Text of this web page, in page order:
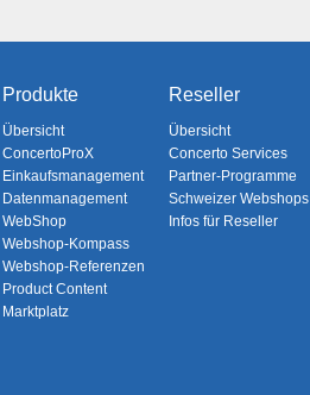
Produkte
Übersicht
ConcertoProX
Einkaufsmanagement
Datenmanagement
WebShop
Webshop-Kompass
Webshop-Referenzen
Product Content
Marktplatz
Reseller
Übersicht
Concerto Services
Partner-Programme
Schweizer Webshops
Infos für Reseller